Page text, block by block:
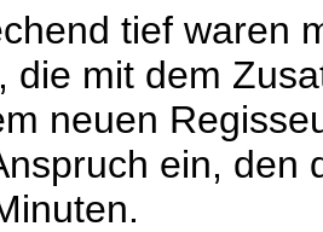
tief waren
die mit dem
neuen
ein, den